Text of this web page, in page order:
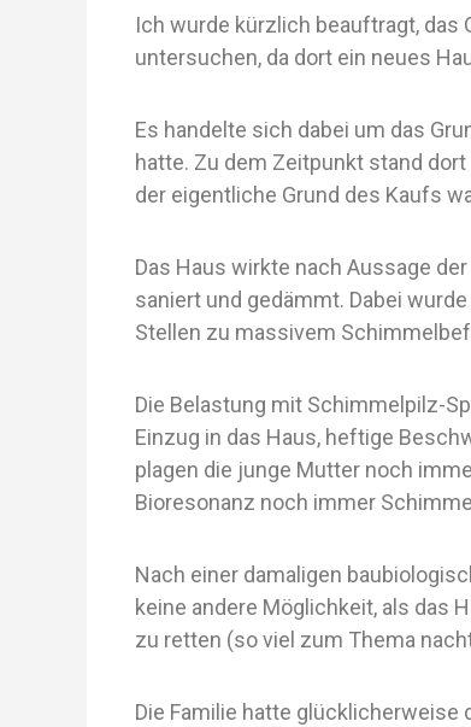
Ich wurde kürzlich beauftragt, das
untersuchen, da dort ein neues
Es handelte sich dabei um das
hatte. Zu dem Zeitpunkt stand
der eigentliche Grund des Kaufs
Das Haus wirkte nach Aussage
saniert und gedämmt. Dabei
Stellen zu massivem
Die Belastung mit Schimmelpilz-
Einzug in das Haus, heftige
plagen die junge Mutter noch
Bioresonanz noch immer
Nach einer damaligen
keine andere Möglichkeit, als das
zu retten (so viel zum Thema
Die Familie hatte